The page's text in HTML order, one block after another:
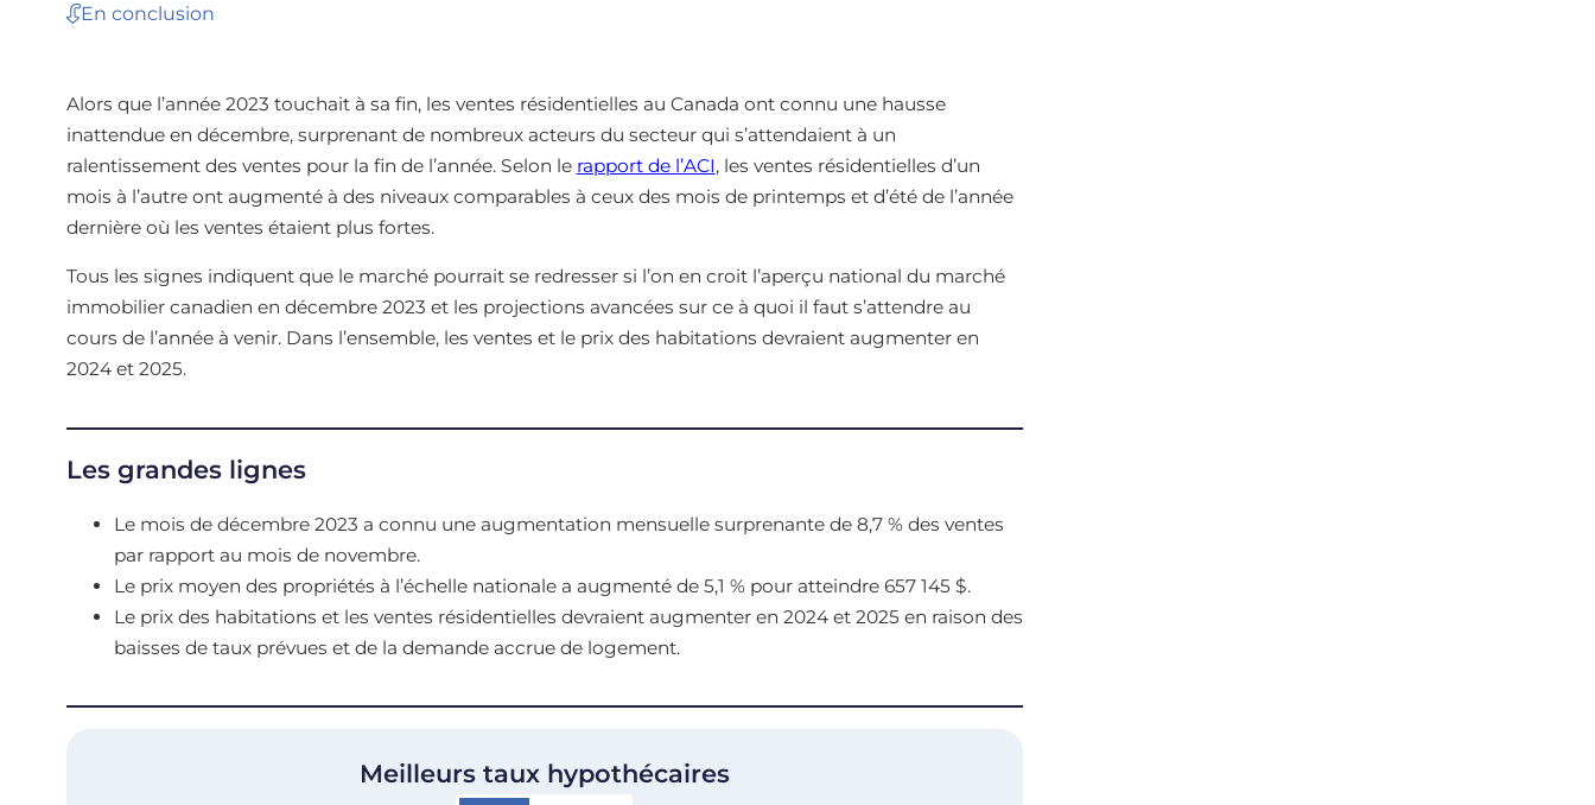
En conclusion
Alors que l’année 2023 touchait à sa fin, les ventes résidentielles au Canada ont connu une hausse
inattendue en décembre, surprenant de nombreux acteurs du secteur qui s’attendaient à un
ralentissement des ventes pour la fin de l’année. Selon le rapport de l’ACI, les ventes résidentielles d’un
mois à l’autre ont augmenté à des niveaux comparables à ceux des mois de printemps et d’été de l’année
dernière où les ventes étaient plus fortes.
Tous les signes indiquent que le marché pourrait se redresser si l’on en croit l’aperçu national du marché
immobilier canadien en décembre 2023 et les projections avancées sur ce à quoi il faut s’attendre au
cours de l’année à venir. Dans l’ensemble, les ventes et le prix des habitations devraient augmenter en
2024 et 2025.
Les grandes lignes
Le mois de décembre 2023 a connu une augmentation mensuelle surprenante de 8,7 % des ventes
par rapport au mois de novembre.
Le prix moyen des propriétés à l’échelle nationale a augmenté de 5,1 % pour atteindre 657 145 $.
Le prix des habitations et les ventes résidentielles devraient augmenter en 2024 et 2025 en raison des
baisses de taux prévues et de la demande accrue de logement.
Meilleurs taux hypothécaires